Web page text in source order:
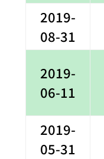
2019-
08-31
2019-
06-11
2019-
05-31